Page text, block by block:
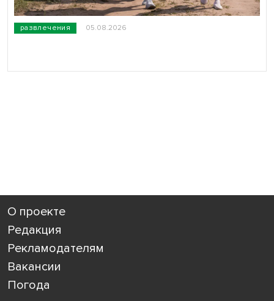
развлечения 05.08.2026
О проекте
Редакция
Рекламодателям
Вакансии
Погода